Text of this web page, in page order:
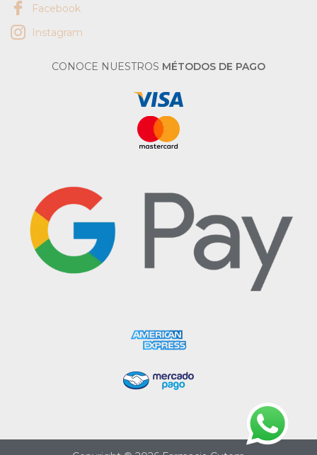
Facebook
Instagram
CONOCE NUESTROS MÉTODOS DE PAGO